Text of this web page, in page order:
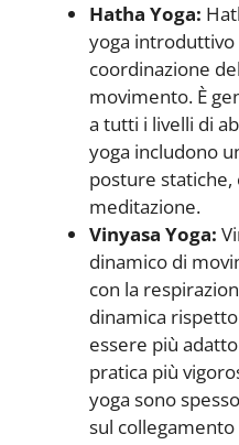
Hatha Yoga:
yoga introduttivo
coordinazione
movimento. È
a tutti i livelli di
yoga includono
posture statiche,
meditazione.
Vinyasa Yoga:
dinamico di
con la
dinamica
essere più
pratica più
yoga sono
sul